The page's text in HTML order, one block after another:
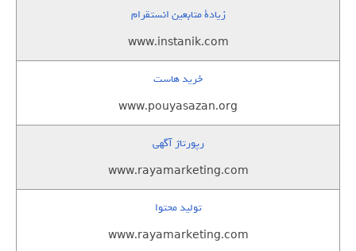
زيادة متابعين انستقرام
www.instanik.com
خرید هاست
www.pouyasazan.org
رپورتاژ آگهی
www.rayamarketing.com
تولید محتوا
www.rayamarketing.com